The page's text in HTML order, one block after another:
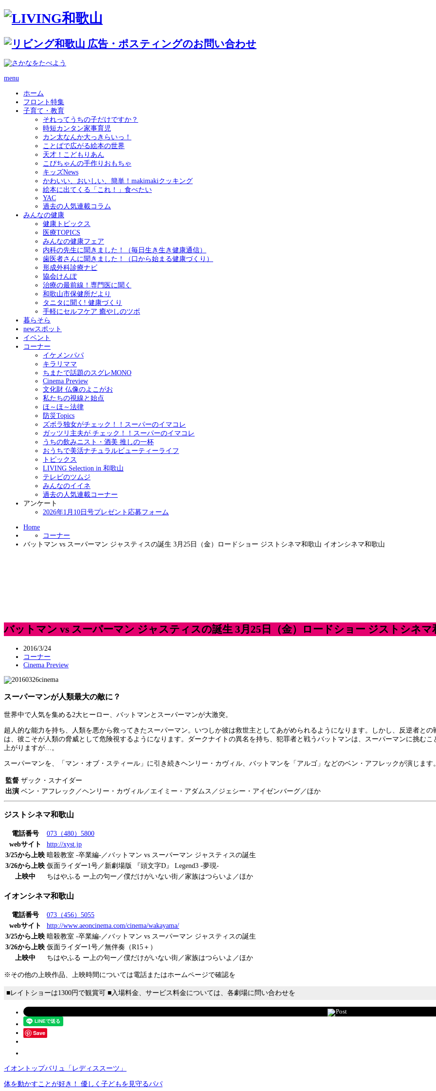
menu
ホーム
フロント特集
子育て・教育
それってうちの子だけですか？
時短カンタン家事育児
カン太なんか大っきらいっ！
ことばで広がる絵本の世界
天才！こどもりあん
こぴちゃんの手作りおもちゃ
キッズNews
かわいい、おいしい、簡単！makimakiクッキング
絵本に出てくる「これ！」食べたい
YAC
過去の人気連載コラム
みんなの健康
健康トピックス
医療TOPICS
みんなの健康フェア
内科の先生に聞きました！（毎日生き生き健康通信）
歯医者さんに聞きました！（口から始まる健康づくり）
形成外科診療ナビ
協会けんぽ
治療の最前線！専門医に聞く
和歌山市保健所だより
タニタに聞く! 健康づくり
手軽にセルフケア 癒やしのツボ
暮らそら
newスポット
イベント
コーナー
イケメンパパ
キラリママ
ちまたで話題のスグレMONO
Cinema Preview
文化財 仏像のよこがお
私たちの視線と始点
ほ～ほ～法律
防災Topics
ズボラ独女がチェック！！スーパーのイマコレ
ガッツリ主夫が チェック！！スーパーのイマコレ
うちの飲みニスト・酒美 推しの一杯
おうちで美活ナチュラルビューティーライフ
トピックス
LIVING Selection in 和歌山
テレビのツムジ
みんなのイイネ
過去の人気連載コーナー
アンケート
2026年1月10日号プレゼント応募フォーム
Home
コーナー
バットマン vs スーパーマン ジャスティスの誕生 3月25日（金）ロードショー ジストシネマ和歌山 イオンシネマ和歌山
バットマン vs スーパーマン ジャスティスの誕生 3月25日（金）ロードショー ジストシネ
2016/3/24
コーナー
Cinema Preview
スーパーマンが人類最大の敵に？
世界中で人気を集める2大ヒーロー、バットマンとスーパーマンが大激突。
超人的な能力を持ち、人類を悪から救ってきたスーパーマン。いつしか彼は救世主としてあがめられるようになります。しかし、反逆者と
は、彼こそが人類の脅威として危険視するようになります。ダークナイトの異名を持ち、犯罪者と戦うバットマンは、スーパーマンに挑む
上がりますが…。
スーパーマンを、「マン・オブ・スティール」に引き続きヘンリー・カヴィル、バットマンを「アルゴ」などのベン・アフレックが演じます。
監督 ザック・スナイダー
出演 ベン・アフレック／ヘンリー・カヴィル／エイミー・アダムス／ジェシー・アイゼンバーグ／ほか
ジストシネマ和歌山
電話番号
073（480）5800
webサイト
http://xyst.jp
3/25から上映 暗殺教室 -卒業編-／バットマン vs スーパーマン ジャスティスの誕生
3/26から上映 仮面ライダー1号／新劇場版 『頭文字D』 Legend3 -夢現-
上映中
ちはやふる ー上の句ー／僕だけがいない街／家族はつらいよ／ほか
イオンシネマ和歌山
電話番号
073（456）5055
webサイト
http://www.aeoncinema.com/cinema/wakayama/
3/25から上映 暗殺教室 -卒業編-／バットマン vs スーパーマン ジャスティスの誕生
3/26から上映 仮面ライダー1号／無伴奏（R15＋）
上映中
ちはやふる ー上の句ー／僕だけがいない街／家族はつらいよ／ほか
※その他の上映作品、上映時間については電話またはホームページで確認を
■レイトショーは1300円で観賞可 ■入場料金、サービス料金については、各劇場に問い合わせを
Post
Save
イオントップバリュ「レディススーツ」
体を動かすことが好き！ 優しく子どもを見守るパパ